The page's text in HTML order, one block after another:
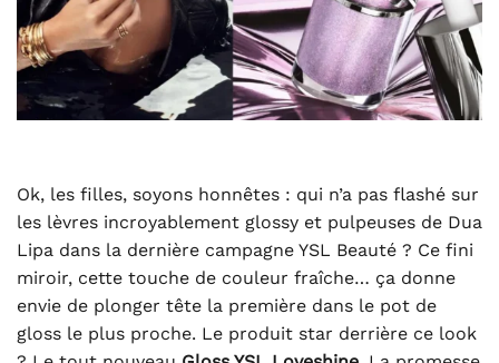
Ok, les filles, soyons honnêtes : qui n’a pas flashé sur
les lèvres incroyablement glossy et pulpeuses de Dua
Lipa dans la dernière campagne YSL Beauté ? Ce fini
miroir, cette touche de couleur fraîche… ça donne
envie de plonger tête la première dans le pot de
gloss le plus proche. Le produit star derrière ce look